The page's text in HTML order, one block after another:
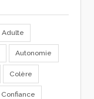
Adulte
Autonomie
Colère
Confiance